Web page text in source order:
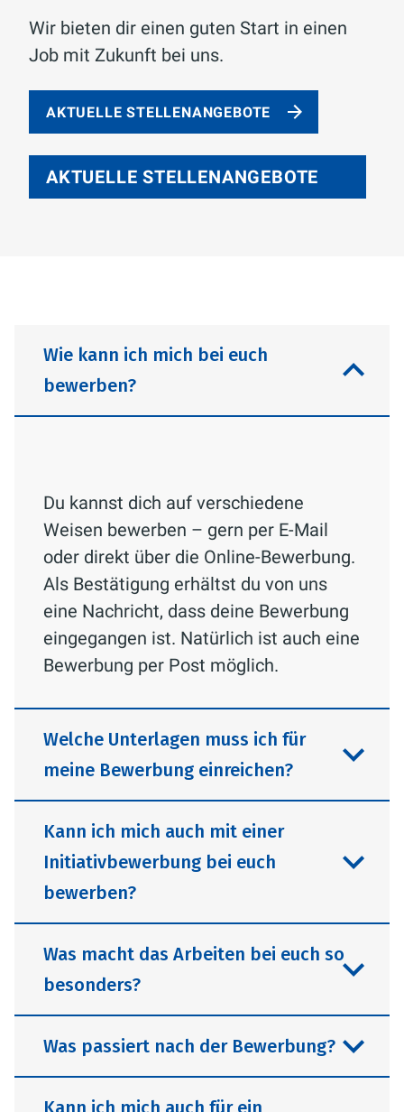
Wir bieten dir einen guten Start in einen
Job mit Zukunft bei uns.
AKTUELLE STELLENANGEBOTE
AKTUELLE STELLENANGEBOTE
Wie kann ich mich bei euch
bewerben?
Du kannst dich auf verschiedene
Weisen bewerben – gern per E-Mail
oder direkt über die Online-Bewerbung.
Als Bestätigung erhältst du von uns
eine Nachricht, dass deine Bewerbung
eingegangen ist. Natürlich ist auch eine
Bewerbung per Post möglich.
Welche Unterlagen muss ich für
meine Bewerbung einreichen?
Deine Bewerbung ist für uns der erste
einen ersten Eindruck von dir
bekommen genügt uns für den ersten
Eindruck eine aussagekräftige
Nachricht, in der du uns von deinem
Interesse, deinen Fähigkeiten und
deiner Motivation erzählst. Später
können wir gemeinsam darüber
Kann ich mich auch mit einer
Initiativbewerbung bei euch
bewerben?
Absolut! Wir freuen uns über
Initiativbewerbungen von dir. Zeige uns,
Was macht das Arbeiten bei euch so
besonders?
Unser Unternehmen ist mehr als nur
Was passiert nach der Bewerbung?
Kann ich mich auch für ein